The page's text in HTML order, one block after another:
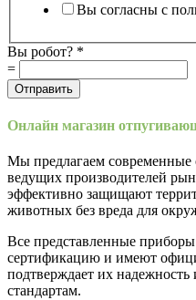
Вы согласны с
Имя
Телефон
Приватность
Вы робот? *
=
Отправить
Онлайн магазин
Мы предлагаем современные
ведущих производителей
эффективно защищают
животных без вреда для
Все представленные
сертификацию и имеют
подтверждает их надежность
стандартам.